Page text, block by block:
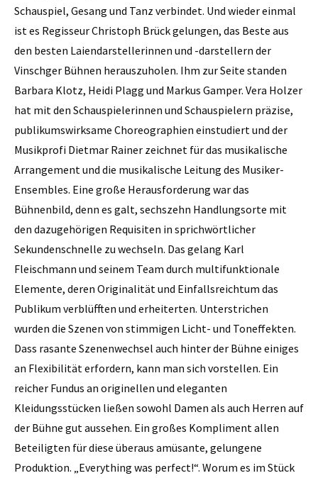
Schauspiel, Gesang und Tanz verbindet. Und wieder einmal
ist es Regisseur Christoph Brück gelungen, das Beste aus
den besten Laiendarstellerinnen und -darstellern der
Vinschger Bühnen herauszuholen. Ihm zur Seite standen
Barbara Klotz, Heidi Plagg und Markus Gamper. Vera Holzer
hat mit den Schauspielerinnen und Schauspielern präzise,
publikumswirksame Choreographien einstudiert und der
Musikprofi Dietmar Rainer zeichnet für das musikalische
Arrangement und die musikalische Leitung des Musiker-
Ensembles. Eine große Herausforderung war das
Bühnenbild, denn es galt, sechszehn Handlungsorte mit
den dazugehörigen Requisiten in sprichwörtlicher
Sekundenschnelle zu wechseln. Das gelang Karl
Fleischmann und seinem Team durch multifunktionale
Elemente, deren Originalität und Einfallsreichtum das
Publikum verblüfften und erheiterten. Unterstrichen
wurden die Szenen von stimmigen Licht- und Toneffekten.
Dass rasante Szenenwechsel auch hinter der Bühne einiges
an Flexibilität erfordern, kann man sich vorstellen. Ein
reicher Fundus an originellen und eleganten
Kleidungsstücken ließen sowohl Damen als auch Herren auf
der Bühne gut aussehen. Ein großes Kompliment allen
Beteiligten für diese überaus amüsante, gelungene
Produktion. „Everything was perfect!“. Worum es im Stück